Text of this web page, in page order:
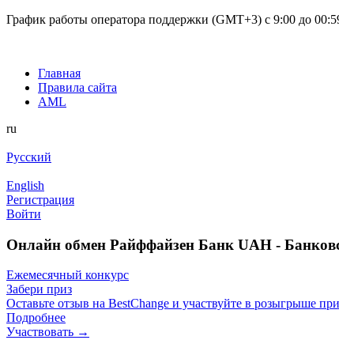
График работы оператора поддержки (GMT+3) c 9:00 до
Главная
Правила сайта
AML
ru
Русский
English
Регистрация
Войти
Онлайн обмен Райффайзен Банк UAH -
Ежемесячный конкурс
Забери приз
Оставьте отзыв на BestChange и участвуйте в розыгрыше
Подробнее
Участвовать →